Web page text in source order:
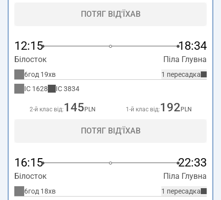
ПОТЯГ ВІД'ЇХАВ
12:15 18:34
Білосток Піла Глувна
1 пересадка
6год 19хв
IC 1628 IC3834
2-й клас від: 145 PLN 1-й клас від: 192 PLN
ПОТЯГ ВІД'ЇХАВ
16:15 22:33
Білосток Піла Глувна
1 пересадка
6год 18хв